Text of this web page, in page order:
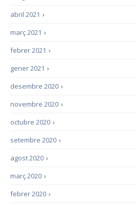
›
abril 2021
›
març 2021
›
febrer 2021
›
gener 2021
›
desembre 2020
›
novembre 2020
›
octubre 2020
›
setembre 2020
›
agost 2020
›
març 2020
›
febrer 2020